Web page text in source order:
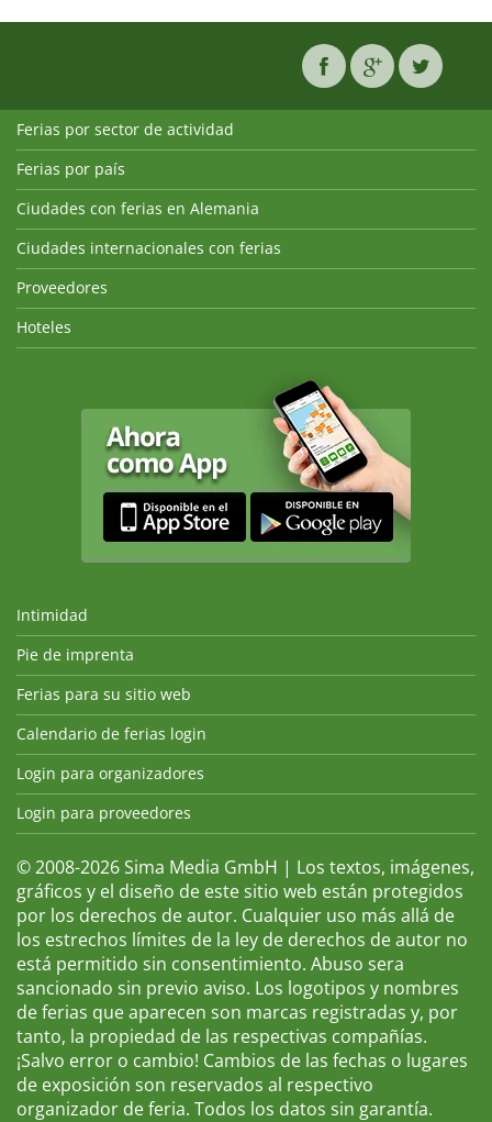
Ferias por sector de actividad
Ferias por país
Ciudades con ferias en Alemania
Ciudades internacionales con ferias
Proveedores
Hoteles
Intimidad
Pie de imprenta
Ferias para su sitio web
Calendario de ferias login
Login para organizadores
Login para proveedores
© 2008-2026 Sima Media GmbH | Los textos, imágenes,
gráficos y el diseño de este sitio web están protegidos
por los derechos de autor. Cualquier uso más allá de
los estrechos límites de la ley de derechos de autor no
está permitido sin consentimiento. Abuso sera
sancionado sin previo aviso. Los logotipos y nombres
de ferias que aparecen son marcas registradas y, por
tanto, la propiedad de las respectivas compañías.
¡Salvo error o cambio! Cambios de las fechas o lugares
de exposición son reservados al respectivo
organizador de feria. Todos los datos sin garantía.